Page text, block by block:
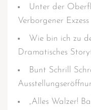
Unter der
Verborgener Exzess
Wie bin ich zu
Dramatisches
Bunt Schrill
„Alles Walzer!